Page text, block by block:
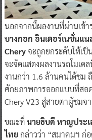
นอกจากนี้ผลงานที่ผ่านเข้
บางกอก อินเตอร์เนชั่นแ
Cheryจะถูกยกระดับให้เป็
จะจัดแสดงผลงานรถโมเด
งานกว่า 1.6 ล้านคนได้ชม
ศักยภาพการออกแบบที่สอ
Chery V23 สู่สายตาผู้ชมจ
ขณะที่นายธิบดี หาญประ
ไทย กล่าวว่า “สมาคมฯ ก่